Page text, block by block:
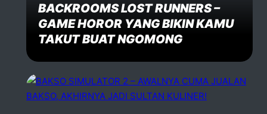
BACKROOMS LOST RUNNERS –
GAME HOROR YANG BIKIN KAMU
TAKUT BUAT NGOMONG